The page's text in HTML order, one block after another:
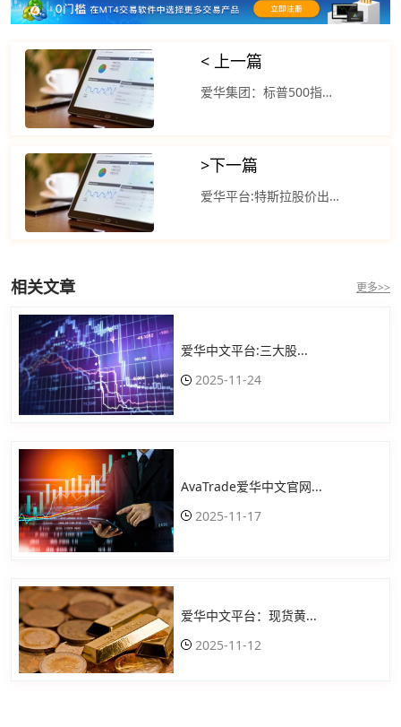
< 上一篇
爱华集团：标普500指数盘中大部分时间走势震荡
>下一篇
爱华平台:特斯拉股价出现反弹收盘涨超3%
相关文章 更多>>
爱华中文平台:三大股...
2025-11-24
AvaTrade爱华中文官网...
2025-11-17
爱华中文平台：现货黄...
2025-11-12